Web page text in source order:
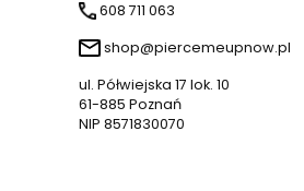
608 711 063
shop@piercemeupnow.pl
ul. Półwiejska 17 lok. 10
61-885 Poznań
NIP 8571830070